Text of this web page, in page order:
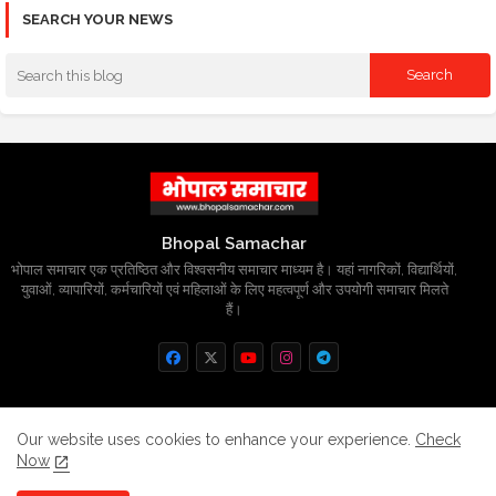
SEARCH YOUR NEWS
Bhopal Samachar
भोपाल समाचार एक प्रतिष्ठित और विश्वसनीय समाचार माध्यम है। यहां नागरिकों, विद्यार्थियों,
युवाओं, व्यापारियों, कर्मचारियों एवं महिलाओं के लिए महत्वपूर्ण और उपयोगी समाचार मिलते
हैं।
Home About Contact us
Privacy Policy
Our website uses cookies to enhance your experience. Check
Now